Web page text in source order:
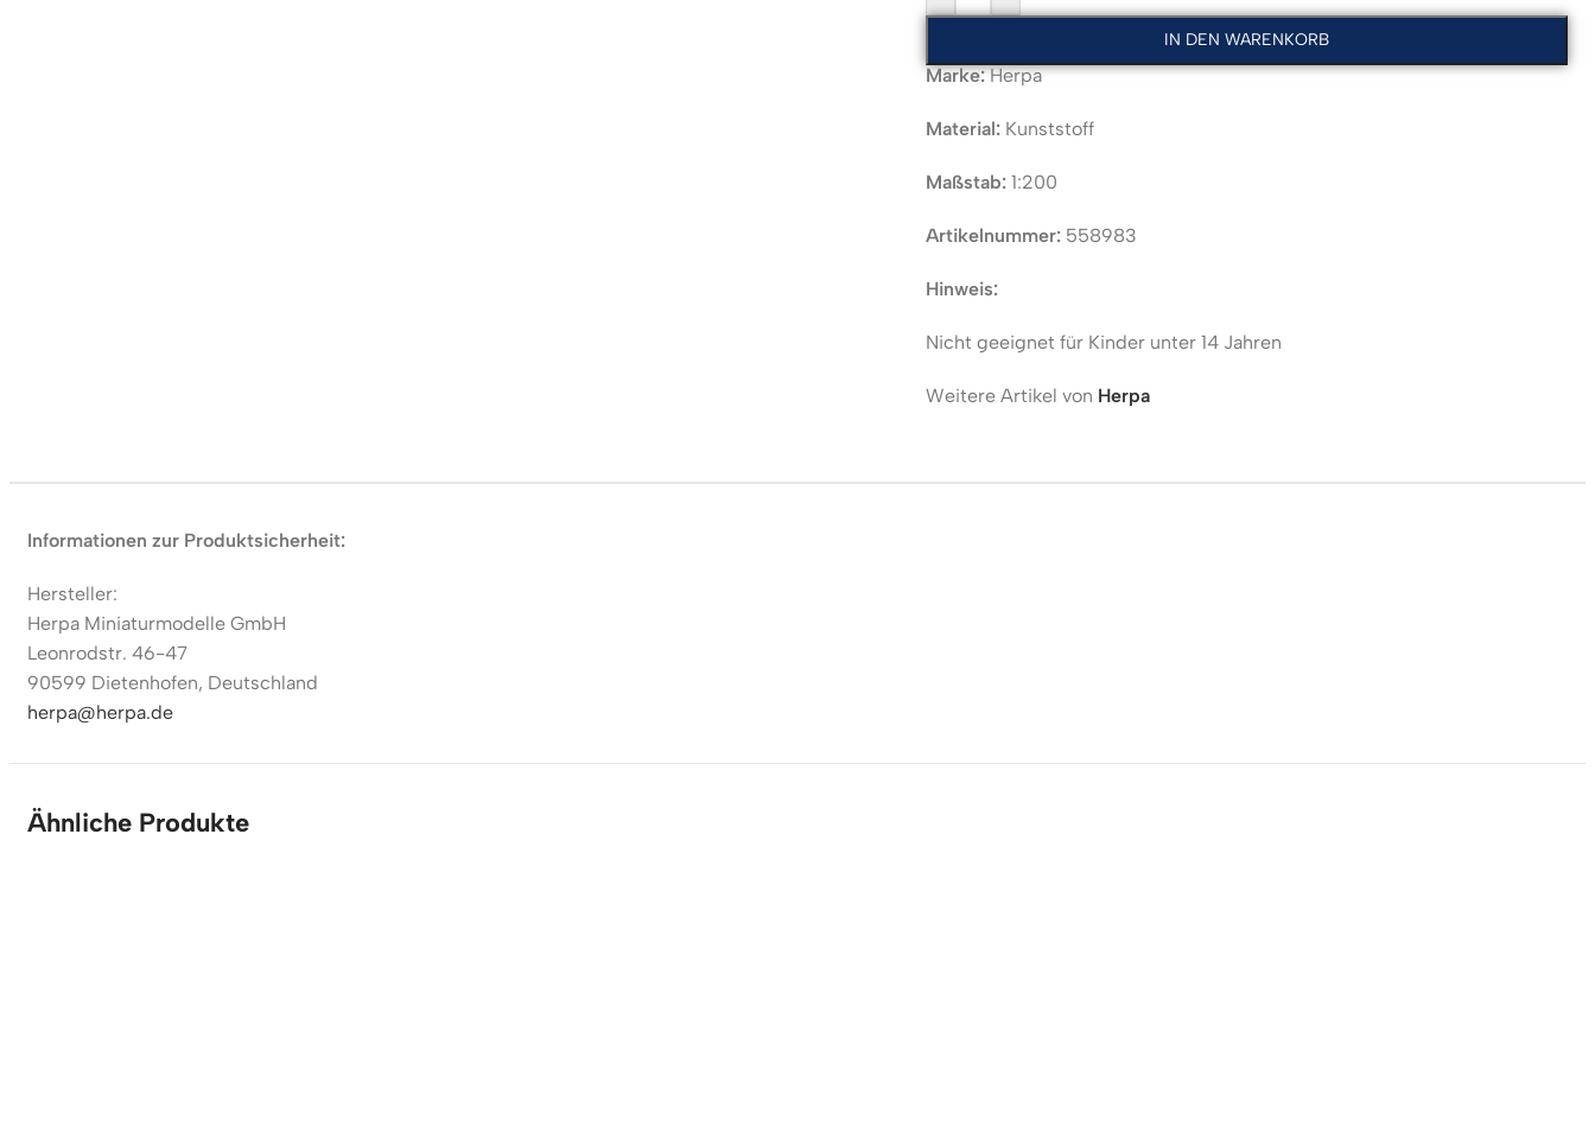
IN DEN WARENKORB
Marke:Herpa
Material:Kunststoff
Maßstab:1:200
Artikelnummer:558983
Hinweis:
Nicht geeignet für Kinder unter 14 Jahren
Weitere Artikel von Herpa
Informationen zur Produktsicherheit:
Hersteller:
Herpa Miniaturmodelle GmbH
Leonrodstr. 46-47
90599 Dietenhofen, Deutschland
herpa@herpa.de
Ähnliche Produkte